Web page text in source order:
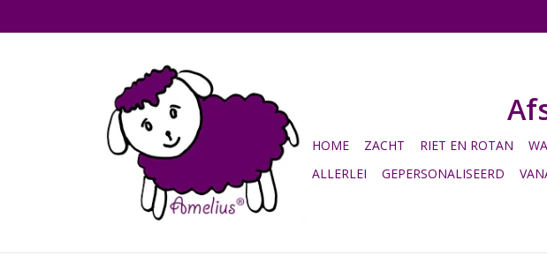
HOME ZACHT RIET EN ROTAN
ALLERLEI
GEPERSONALISEERD